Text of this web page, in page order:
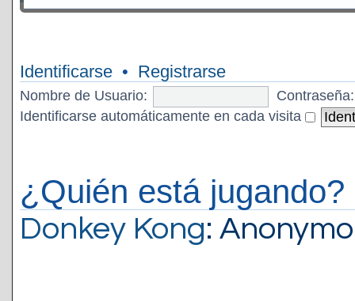
Identificarse • Registrarse
Nombre de Usuario:
Contraseña:
Identificarse automáticamente en cada visita
¿Quién está jugando?
Donkey Kong: